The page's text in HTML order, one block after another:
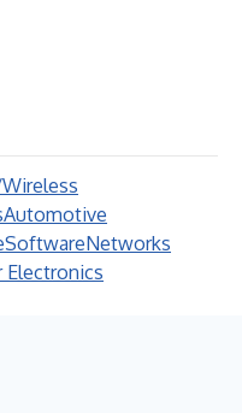
Automotive
SoftwareNetworks
Electronics